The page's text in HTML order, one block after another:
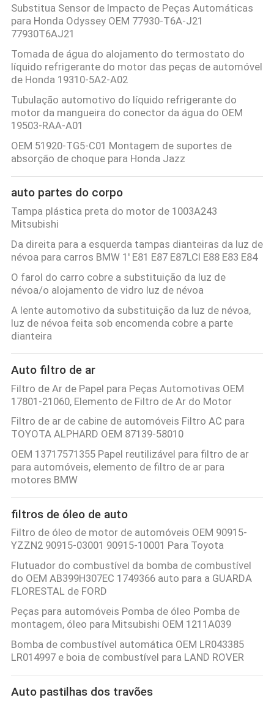
Substitua Sensor de Impacto de Peças Automáticas
para Honda Odyssey OEM 77930-T6A-J21
77930T6AJ21
Tomada de água do alojamento do termostato do
líquido refrigerante do motor das peças de automóvel
de Honda 19310-5A2-A02
Tubulação automotivo do líquido refrigerante do
motor da mangueira do conector da água do OEM
19503-RAA-A01
OEM 51920-TG5-C01 Montagem de suportes de
absorção de choque para Honda Jazz
auto partes do corpo
Tampa plástica preta do motor de 1003A243
Mitsubishi
Da direita para a esquerda tampas dianteiras da luz de
névoa para carros BMW 1' E81 E87 E87LCI E88 E83 E84
O farol do carro cobre a substituição da luz de
névoa/o alojamento de vidro luz de névoa
A lente automotivo da substituição da luz de névoa,
luz de névoa feita sob encomenda cobre a parte
dianteira
Auto filtro de ar
Filtro de Ar de Papel para Peças Automotivas OEM
17801-21060, Elemento de Filtro de Ar do Motor
Filtro de ar de cabine de automóveis Filtro AC para
TOYOTA ALPHARD OEM 87139-58010
OEM 13717571355 Papel reutilizável para filtro de ar
para automóveis, elemento de filtro de ar para
motores BMW
filtros de óleo de auto
Filtro de óleo de motor de automóveis OEM 90915-
YZZN2 90915-03001 90915-10001 Para Toyota
Flutuador do combustível da bomba de combustível
do OEM AB399H307EC 1749366 auto para a GUARDA
FLORESTAL de FORD
Peças para automóveis Pomba de óleo Pomba de
montagem, óleo para Mitsubishi OEM 1211A039
Bomba de combustível automática OEM LR043385
LR014997 e boia de combustível para LAND ROVER
Auto pastilhas dos travões